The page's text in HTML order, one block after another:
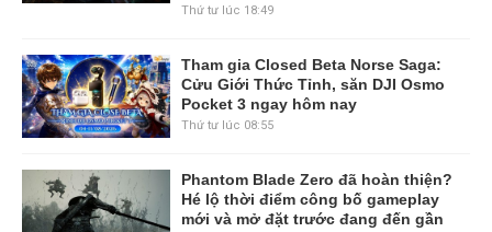
Thứ tư lúc 18:49
Tham gia Closed Beta Norse Saga:
Cửu Giới Thức Tỉnh, săn DJI Osmo
Pocket 3 ngay hôm nay
Thứ tư lúc 08:55
Phantom Blade Zero đã hoàn thiện?
Hé lộ thời điểm công bố gameplay
mới và mở đặt trước đang đến gần